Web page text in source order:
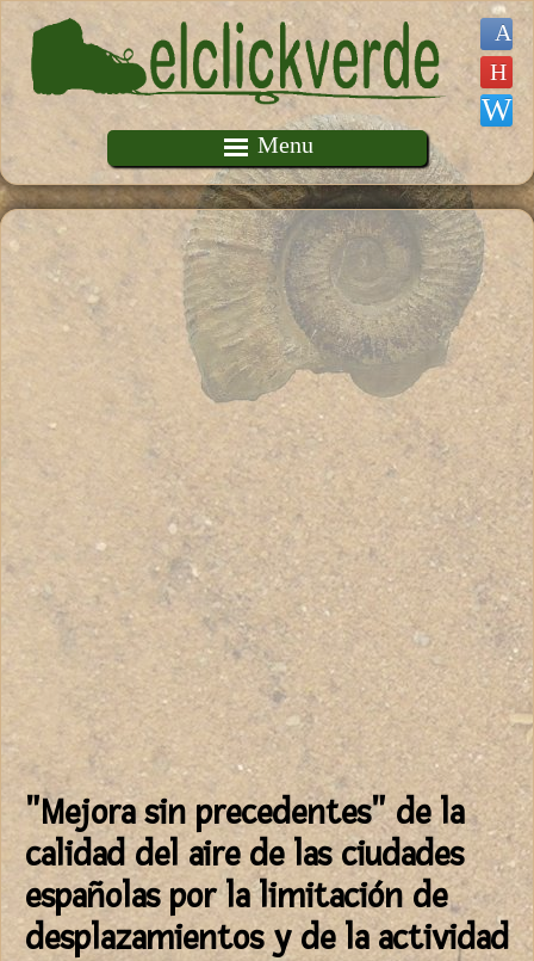
Pasar al contenido principal
Menu
"Mejora sin precedentes" de la
calidad del aire de las ciudades
españolas por la limitación de
desplazamientos y de la actividad